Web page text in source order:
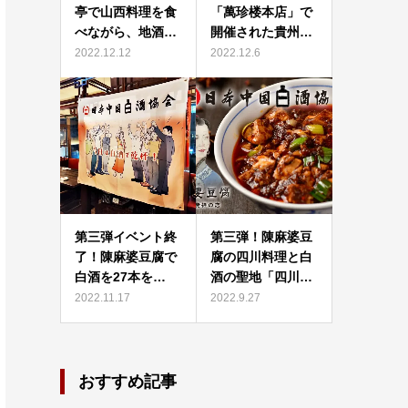
亭で山西料理を食
べながら、地酒…
2022.12.12
「萬珍楼本店」で
開催された貴州…
2022.12.6
第三弾イベント終
了！陳麻婆豆腐で
白酒を27本を…
2022.11.17
第三弾！陳麻婆豆
腐の四川料理と白
酒の聖地「四川…
2022.9.27
おすすめ記事